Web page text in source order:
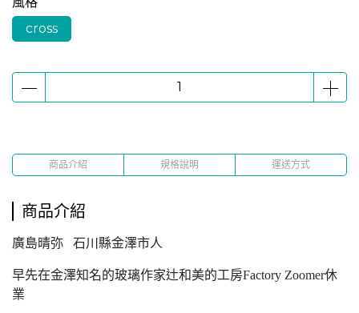
cross
商品介紹 規格說明 運送方式
商品介紹
廣島晴弥 石川縣金澤市人
早先在金澤知名的玻璃作家辻和美的工房Factory Zoomer休
業